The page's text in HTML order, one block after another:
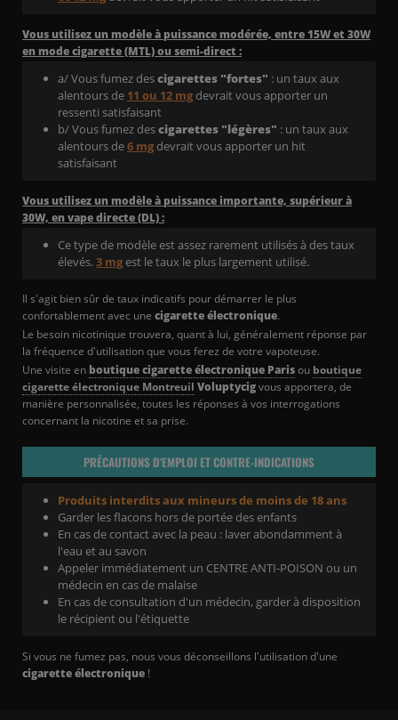
Vous utilisez un modèle à puissance modérée, entre 15W et 30W
en mode cigarette (MTL) ou semi-direct :
a/ Vous fumez descigarettes "fortes" : un taux aux
alentours de 11 ou 12 mgdevrait vous apporter un
ressenti satisfaisant
b/ Vous fumez descigarettes "légères" : un taux aux
alentours de6 mgdevrait vous apporter un hit
satisfaisant
Vous utilisez un modèle à puissance importante, supérieur à
30W, en vape directe (DL) :
Ce type de modèle est assez rarement utilisés à des taux
élevés. 3 mg est le taux le plus largement utilisé.
Il s'agit bien sûr de taux indicatifs pour démarrer le plus
confortablement avec une cigarette électronique.
Le besoin nicotinique trouvera, quant à lui, généralement réponse par
la fréquence d'utilisation que vous ferez de votre vapoteuse.
Une visite en boutique cigarette électronique Parisou boutique
cigarette électronique Montreuil Voluptycigvous apportera, de
manière personnalisée, toutes les réponses à vos interrogations
concernant la nicotine et sa prise.
PRÉCAUTIONS D'EMPLOI ET CONTRE-INDICATIONS
Produits interdits aux mineurs de moins de 18 ans
Garder les flacons hors de portée des enfants
En cas de contact avec la peau : laver abondamment à
l'eau et au savon
Appeler immédiatement un CENTRE ANTI-POISON ou un
médecin en cas de malaise
En cas de consultation d'un médecin, garder à disposition
le récipient ou l'étiquette
Si vous ne fumez pas, nous vous déconseillons l'utilisation d'une
cigarette électronique !